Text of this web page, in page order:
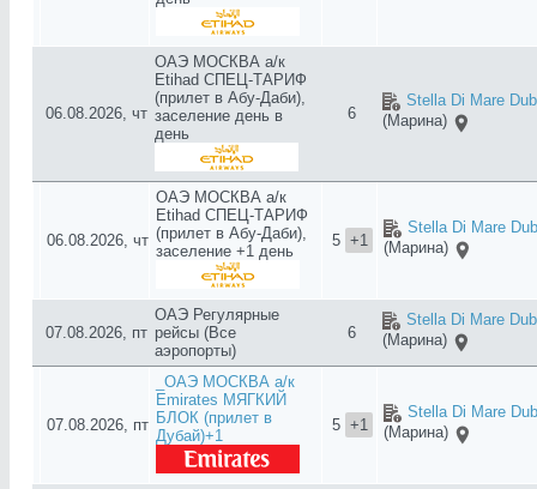
06.08.2026, чт
ОАЭ МОСКВА а/к
Etihad СПЕЦ-ТАРИФ
(прилет в Абу-Даби),
заселение день в
день
6
Stella Di Mare
(Марина)
06.08.2026, чт
ОАЭ МОСКВА а/к
Etihad СПЕЦ-ТАРИФ
(прилет в Абу-Даби),
заселение +1 день
5 +1
Stella Di Mare
(Марина)
07.08.2026, пт
ОАЭ Регулярные
рейсы (Все
аэропорты)
6
Stella Di Mare
(Марина)
07.08.2026, пт
_ОАЭ МОСКВА а/к
Emirates МЯГКИЙ
БЛОК (прилет в
Дубай)+1
5 +1
Stella Di Mare
(Марина)